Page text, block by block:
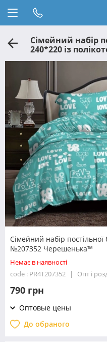
Сімейний набір
240*220 із
Черешенька™
Сімейний набір
№207352 Черешенька™
Немає в наявності
code : PR4T207352
Опт і
790 грн
Оптовые цены
До обраного